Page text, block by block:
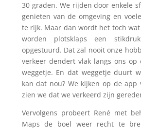
30 graden. We rijden door enkele
genieten van de omgeving en
te rijk. Maar dan wordt het toch
worden plotsklaps een
opgestuurd. Dat zal nooit onze
verkeer dendert vlak langs ons op
weggetje. En dat weggetje duurt
kan dat nou? We kijken op de app
zien we dat we verkeerd zijn
Vervolgens probeert René met
Maps de boel weer recht te